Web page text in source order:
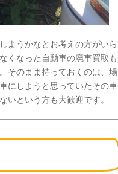
ようかなとお考えの方がいら
くなった自動車の廃車買取も
そのまま持っておくのは、場
にしようと思っていたその車
いという方も大歓迎です。